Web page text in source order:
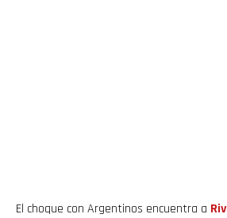
El choque con Argentinos encuentra a